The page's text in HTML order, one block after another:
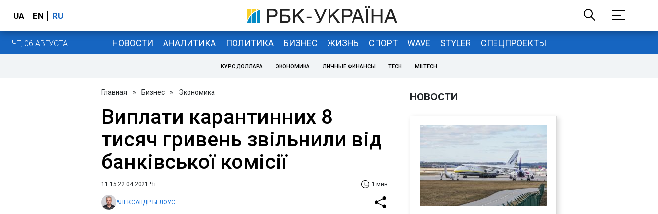
UA EN RU
ЧТ, 06 АВГУСТА НОВОСТИ АНАЛИТИКА ПОЛИТИКА БИЗНЕС ЖИЗНЬ СПОРТ WAVE STYLER СПЕЦПРОЕКТЫ
КУРС ДОЛЛАРА ЭКОНОМИКА ЛИЧНЫЕ ФИНАНСЫ TECH MILTECH
Главная » Бизнес » Экономика
Виплати карантинних 8
тисяч гривень звільнили від
банківської комісії
11:15 22.04.2021 Чт 1 мин
АЛЕКСАНДР БЕЛОУС
НОВОСТИ